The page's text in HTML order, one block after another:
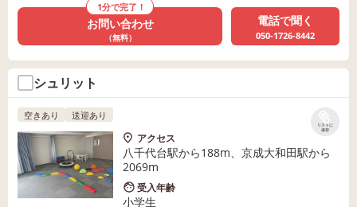
1分で完了！
お問い合わせ
（無料）
電話で聞く
050-1726-8442
シュリット
リストに
保存
空きあり 送迎あり
アクセス
八千代台駅から188m、京成大和田駅から
2069m
受入年齢
小学生